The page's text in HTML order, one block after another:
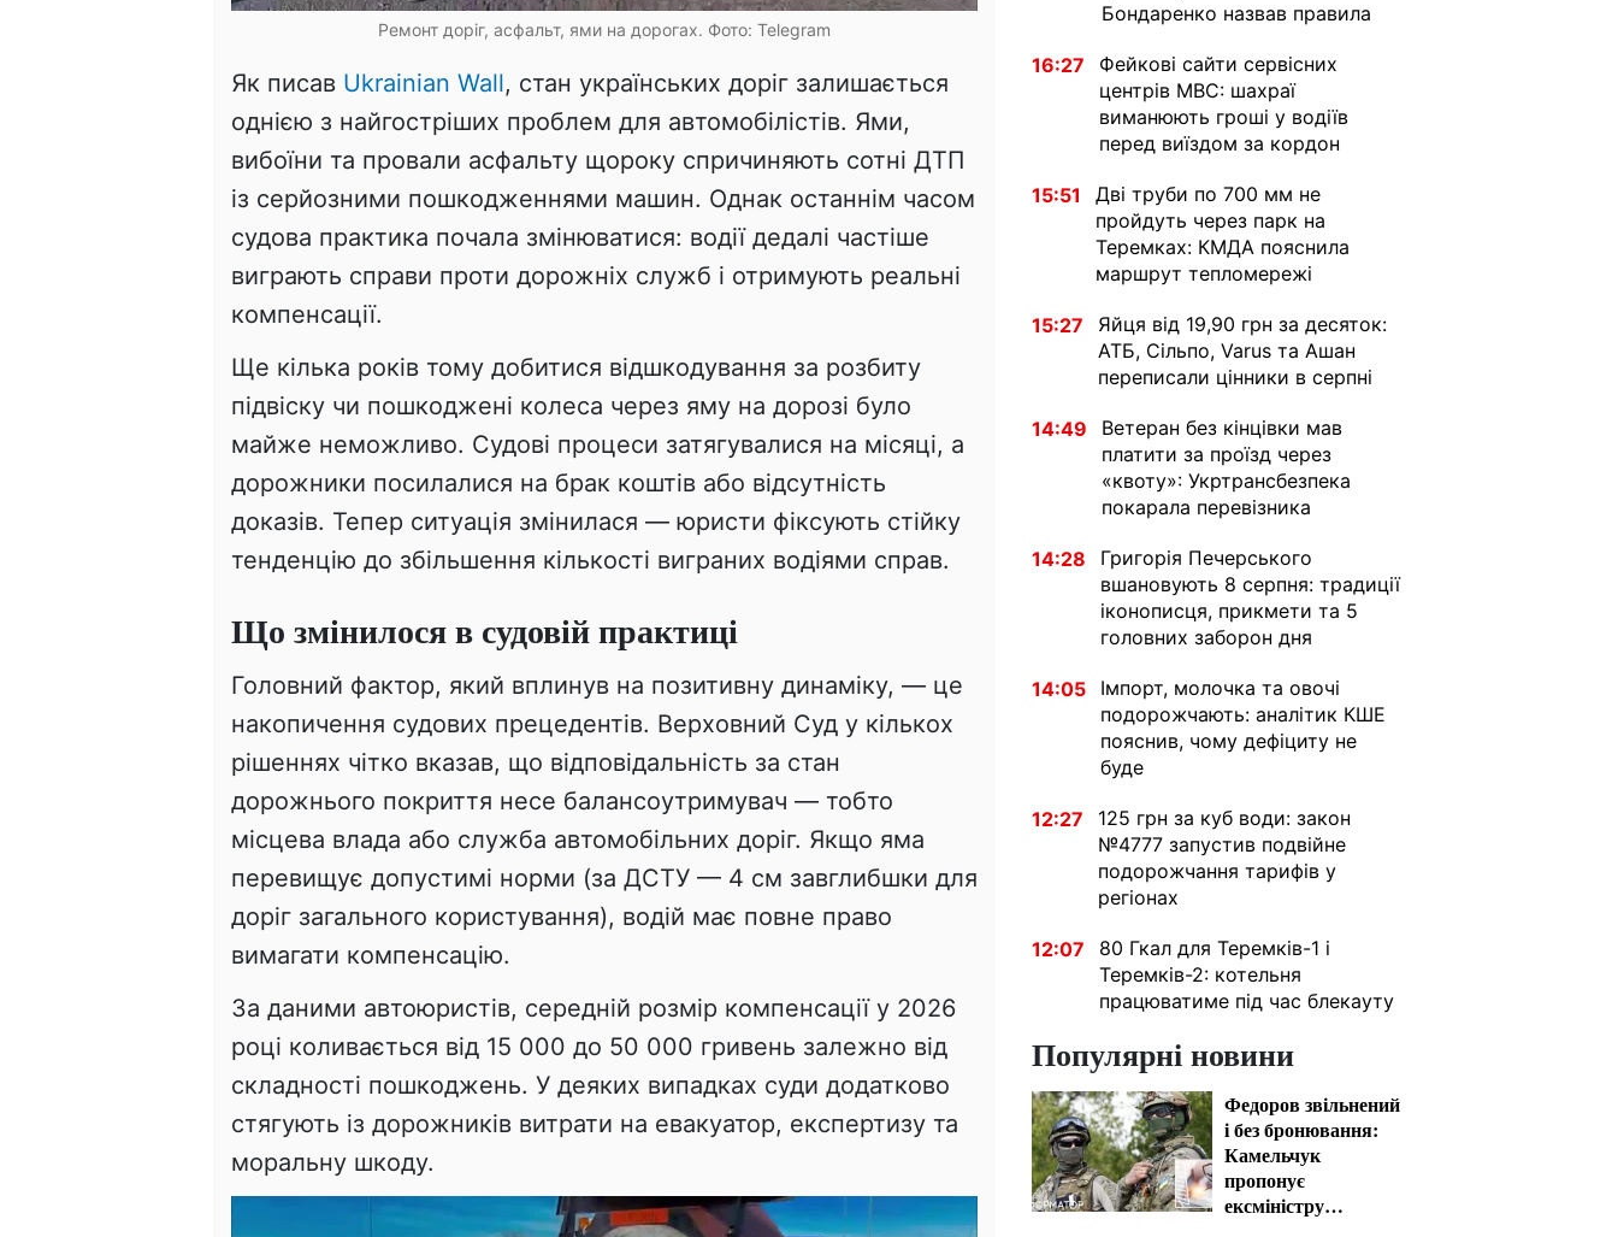
Ремонт доріг, асфальт, ями на дорогах. Фото: Telegram
Як писав Ukrainian Wall, стан українських доріг залишається
однією з найгостріших проблем для автомобілістів. Ями,
вибоїни та провали асфальту щороку спричиняють сотні ДТП
із серйозними пошкодженнями машин. Однак останнім часом
судова практика почала змінюватися: водії дедалі частіше
виграють справи проти дорожніх служб і отримують реальні
компенсації.
Ще кілька років тому добитися відшкодування за розбиту
підвіску чи пошкоджені колеса через яму на дорозі було
майже неможливо. Судові процеси затягувалися на місяці, а
дорожники посилалися на брак коштів або відсутність
доказів. Тепер ситуація змінилася — юристи фіксують стійку
тенденцію до збільшення кількості виграних водіями справ.
Що змінилося в судовій практиці
Головний фактор, який вплинув на позитивну динаміку, — це
накопичення судових прецедентів. Верховний Суд у кількох
рішеннях чітко вказав, що відповідальність за стан
дорожнього покриття несе балансоутримувач — тобто
місцева влада або служба автомобільних доріг. Якщо яма
перевищує допустимі норми (за ДСТУ — 4 см завглибшки для
доріг загального користування), водій має повне право
вимагати компенсацію.
За даними автоюристів, середній розмір компенсації у 2026
році коливається від 15 000 до 50 000 гривень залежно від
складності пошкоджень. У деяких випадках суди додатково
стягують із дорожників витрати на евакуатор, експертизу та
моральну шкоду.
Бондаренко назвав правила
16:27
Фейкові сайти сервісних
центрів МВС: шахраї
виманюють гроші у водіїв
перед виїздом за кордон
15:51
Дві труби по 700 мм не
пройдуть через парк на
Теремках: КМДА пояснила
маршрут тепломережі
15:27
Яйця від 19,90 грн за десяток:
АТБ, Сільпо, Varus та Ашан
переписали цінники в серпні
14:49
Ветеран без кінцівки мав
платити за проїзд через
«квоту»: Укртрансбезпека
покарала перевізника
14:28
Григорія Печерського
вшановують 8 серпня: традиції
іконописця, прикмети та 5
головних заборон дня
14:05
Імпорт, молочка та овочі
подорожчають: аналітик КШЕ
пояснив, чому дефіциту не
буде
12:27
125 грн за куб води: закон
№4777 запустив подвійне
подорожчання тарифів у
регіонах
12:07
80 Гкал для Теремків-1 і
Теремків-2: котельня
працюватиме під час блекауту
Популярні новини
Федоров звільнений
і без бронювання:
Камельчук
пропонує
ексміністру